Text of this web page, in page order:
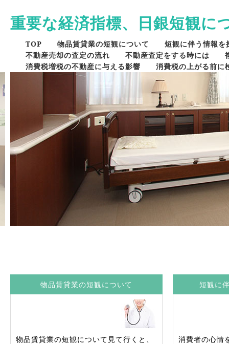
重要な経済指標、日銀短観に
TOP 物品賃貸業の短観について
短観に伴う情報を
不動産売却の査定の流れ
不動産査定をする時には
消費税増税の不動産に与える影響
消費税の上がる前に
物品賃貸業の短観について
物品賃貸業の短観について見て行くと、
短観に
消費者の心情